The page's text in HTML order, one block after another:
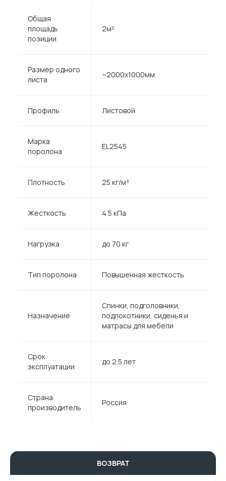
Общая
площадь
позиции
2м²
Размер одного
листа
~2000х1000мм
Профиль Листовой
Марка
поролона
EL2545
Плотность 25 кг/м³
Жесткость 4.5 кПа
Нагрузка до 70 кг
Тип поролона Повышенная жесткость
Назначение
Спинки, подголовники,
подлокотники, сиденья и
матрасы для мебели
Срок
эксплуатации
до 2.5 лет
Страна
производитель
Россия
ВОЗВРАТ